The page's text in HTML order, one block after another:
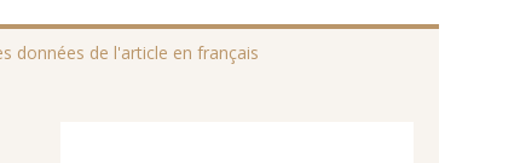
données de l'article en français